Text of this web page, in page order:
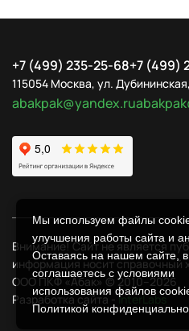
+7 (499) 235-25-68+7 (499)
115054 Москва, ул.
abakpak@yandex.ru
Внимание! Сайт не является
информация носит справочный
ООО ПКФ «Абак» © 2010–2026
Разработка сайта -InterLabs
Мы используем файлы
улучшения работы сайта и
Оставаясь на нашем сайте,
соглашаетесь с условиями
использования файлов
Политикой